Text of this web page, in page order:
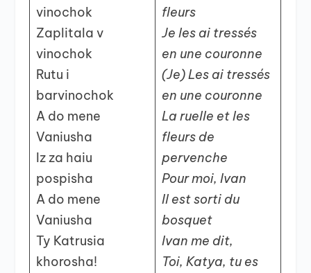
vinochok
Zaplitala v
vinochok
Rutu i
barvinochok
A do mene
Vaniusha
Iz za haiu
pospisha
A do mene
Vaniusha
Ty Katrusia
khorosha!
fleurs
Je les ai tressés
en une couronne
(Je) Les ai tressés
en une couronne
La ruelle et les
fleurs de
pervenche
Pour moi, Ivan
Il est sorti du
bosquet
Ivan me dit,
Toi, Katya, tu es